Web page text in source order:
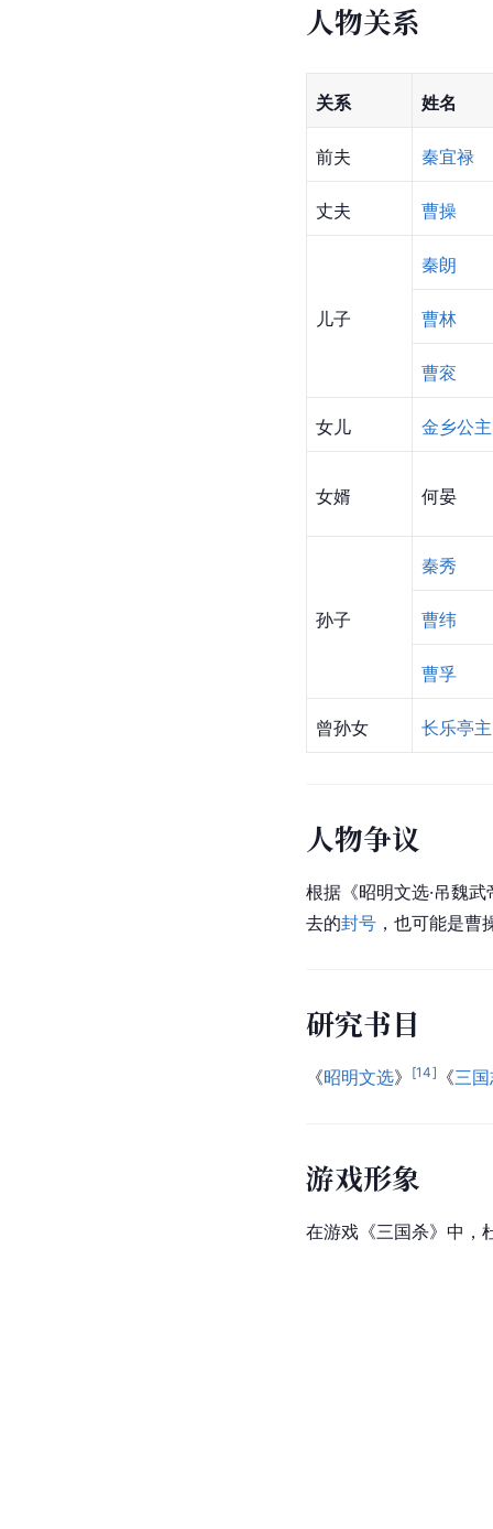
人物关系
关系 姓名
前夫 秦宜禄
丈夫 曹操
儿子
秦朗
曹林
曹衮
女儿 金乡公主
女婿 何晏
孙子
秦秀
曹纬
曹孚
曾孙女 长乐亭主
人物争议
根据《昭明文选·吊魏
去的封号 ，也可能是
研究书目
《昭明文选》 [14] 《三
游戏形象
在游戏《三国杀》中，